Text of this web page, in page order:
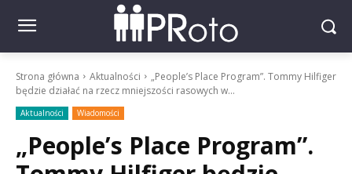
Strona główna Aktualności
„People’s Place Program”. Tommy Hilfiger
będzie działać na rzecz mniejszości rasowych w...
Aktualności Wiadomości
„People’s Place Program”.